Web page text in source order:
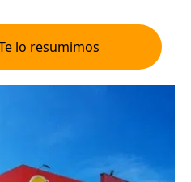
lo resumimos